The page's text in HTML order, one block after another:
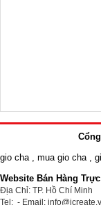
gio cha
mua gio cha
Website Bán Hàng
Địa Chỉ: TP. Hồ Chí Minh
Tel: - Email: